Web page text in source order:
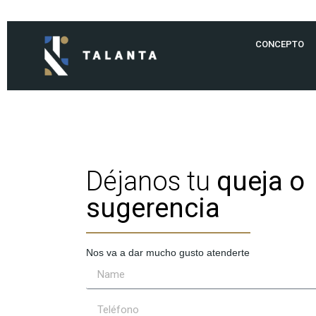
CONCEPTO
Déjanos tu queja o
sugerencia
Nos va a dar mucho gusto atenderte